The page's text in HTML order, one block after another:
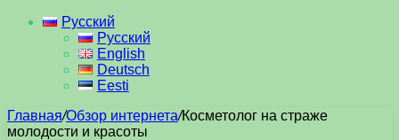
Русский
Русский
English
Deutsch
Eesti
Главная/Обзор интернета/Косметолог на страже
молодости и красоты